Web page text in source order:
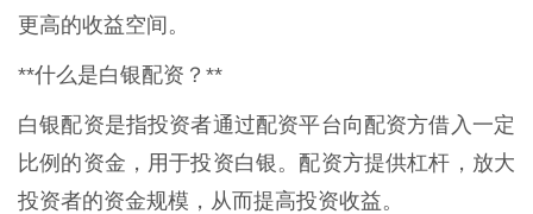
更高的收益空间。
**什么是白银配资？**
白银配资是指投资者通过配资平台向配资方借入一定
比例的资金，用于投资白银。配资方提供杠杆，放大
投资者的资金规模，从而提高投资收益。